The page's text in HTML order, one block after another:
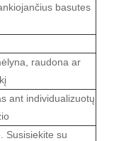
basutes
raudona ar
ant individualizuotų
Susisiekite su